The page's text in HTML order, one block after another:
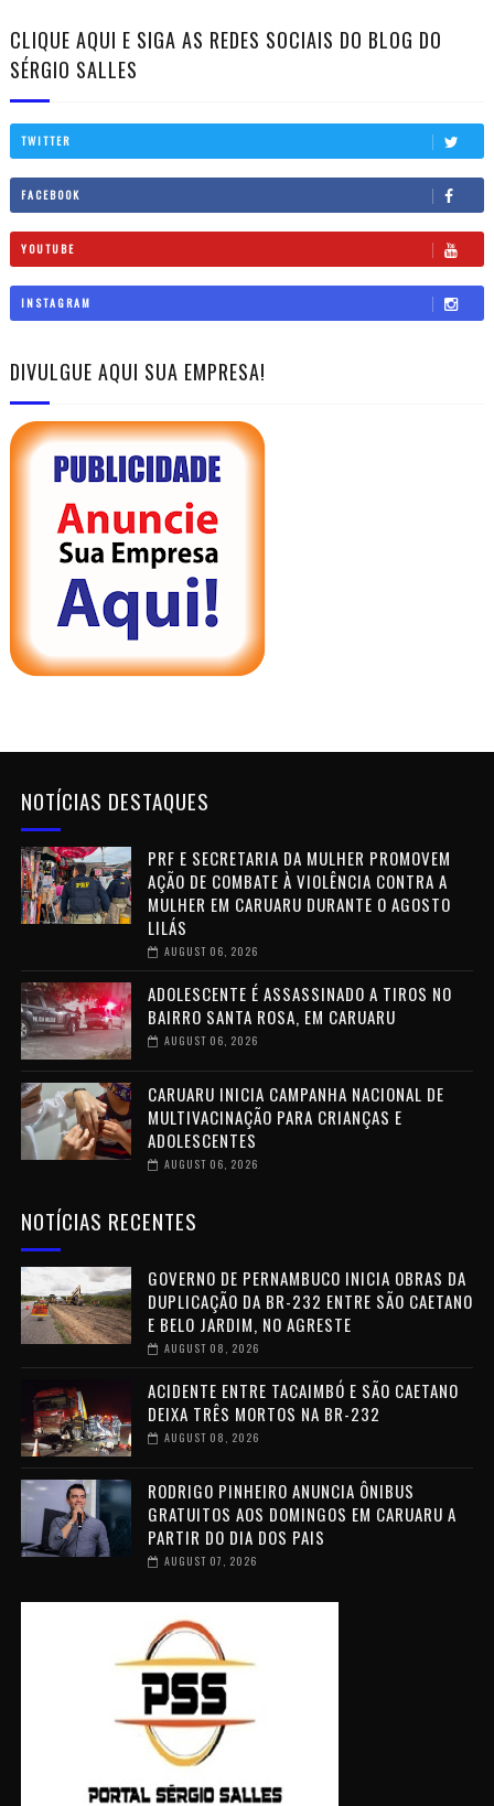
CLIQUE AQUI E SIGA AS REDES SOCIAIS DO BLOG DO
SÉRGIO SALLES
TWITTER
FACEBOOK
YOUTUBE
INSTAGRAM
DIVULGUE AQUI SUA EMPRESA!
NOTÍCIAS DESTAQUES
PRF E SECRETARIA DA MULHER PROMOVEM
AÇÃO DE COMBATE À VIOLÊNCIA CONTRA A
MULHER EM CARUARU DURANTE O AGOSTO
LILÁS
AUGUST 06, 2026
ADOLESCENTE É ASSASSINADO A TIROS NO
BAIRRO SANTA ROSA, EM CARUARU
AUGUST 06, 2026
CARUARU INICIA CAMPANHA NACIONAL DE
MULTIVACINAÇÃO PARA CRIANÇAS E
ADOLESCENTES
AUGUST 06, 2026
NOTÍCIAS RECENTES
GOVERNO DE PERNAMBUCO INICIA OBRAS DA
DUPLICAÇÃO DA BR-232 ENTRE SÃO CAETANO
E BELO JARDIM, NO AGRESTE
AUGUST 08, 2026
ACIDENTE ENTRE TACAIMBÓ E SÃO CAETANO
DEIXA TRÊS MORTOS NA BR-232
AUGUST 08, 2026
RODRIGO PINHEIRO ANUNCIA ÔNIBUS
GRATUITOS AOS DOMINGOS EM CARUARU A
PARTIR DO DIA DOS PAIS
AUGUST 07, 2026